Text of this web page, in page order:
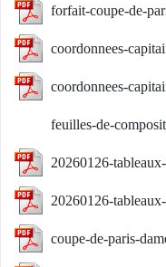
forfait-coupe-de-
coordonnees-
coordonnees-
feuilles-de-
20260126-
20260126-
coupe-de-paris-